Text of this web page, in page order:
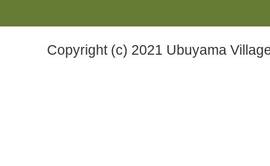
Copyright (c) 2021 Ubuyama